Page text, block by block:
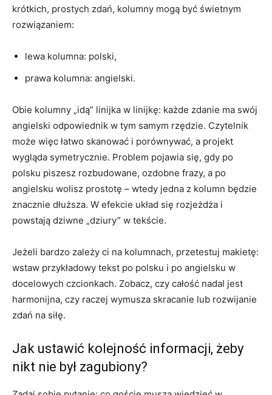
krótkich, prostych zdań, kolumny mogą być świetnym
rozwiązaniem:
lewa kolumna: polski,
prawa kolumna: angielski.
Obie kolumny „idą” linijka w linijkę: każde zdanie ma swój
angielski odpowiednik w tym samym rzędzie. Czytelnik
może więc łatwo skanować i porównywać, a projekt
wygląda symetrycznie. Problem pojawia się, gdy po
polsku piszesz rozbudowane, ozdobne frazy, a po
angielsku wolisz prostotę – wtedy jedna z kolumn będzie
znacznie dłuższa. W efekcie układ się rozjeżdża i
powstają dziwne „dziury” w tekście.
Jeżeli bardzo zależy ci na kolumnach, przetestuj makietę:
wstaw przykładowy tekst po polsku i po angielsku w
docelowych czcionkach. Zobacz, czy całość nadal jest
harmonijna, czy raczej wymusza skracanie lub rozwijanie
zdań na siłę.
Jak ustawić kolejność informacji, żeby
nikt nie był zagubiony?